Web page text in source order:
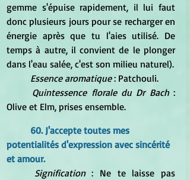
gemme s'épuise rapidement, il lui faut
donc plusieurs jours pour se recharger en
énergie après que tu l'aies utilisé. De
temps à autre, il convient de le plonger
dans l'eau salée, c'est son milieu naturel).
Essence aromatique : Patchouli.
Quintessence florale du Dr Bach :
Olive et Elm, prises ensemble.
60. J'accepte toutes mes
potentialités d'expression avec sincérité
et amour.
Signification : Ne te laisse pas